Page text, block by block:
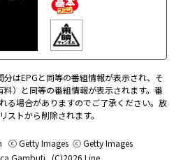
はEPGと同等の番組情報が表示され、そ
）と同等の番組情報が表示されます。番
る場合がありますのでご了承ください。放
ストから削除されます。
ⓒ Getty Images ⓒ Getty Images
Gambuti (C)2026 Line